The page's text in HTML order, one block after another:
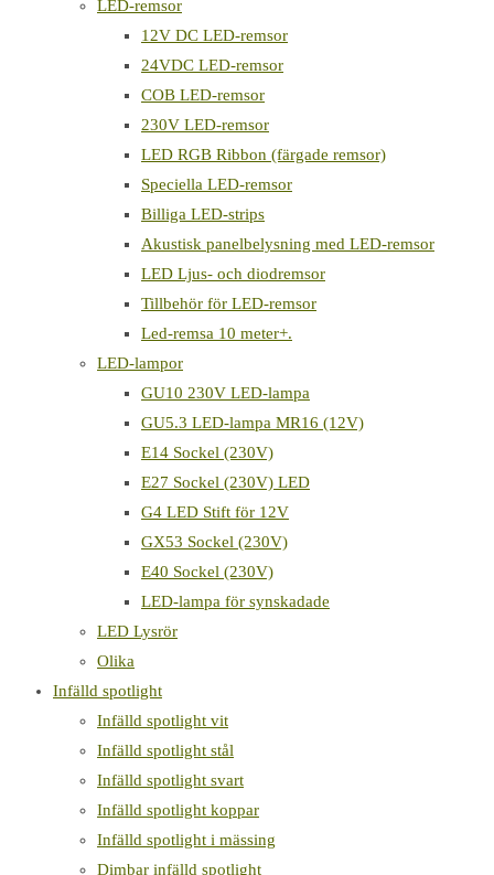
LED-remsor
12V DC LED-remsor
24VDC LED-remsor
COB LED-remsor
230V LED-remsor
LED RGB Ribbon (färgade remsor)
Speciella LED-remsor
Billiga LED-strips
Akustisk panelbelysning med LED-remsor
LED Ljus- och diodremsor
Tillbehör för LED-remsor
Led-remsa 10 meter+.
LED-lampor
GU10 230V LED-lampa
GU5.3 LED-lampa MR16 (12V)
E14 Sockel (230V)
E27 Sockel (230V) LED
G4 LED Stift för 12V
GX53 Sockel (230V)
E40 Sockel (230V)
LED-lampa för synskadade
LED Lysrör
Olika
Infälld spotlight
Infälld spotlight vit
Infälld spotlight stål
Infälld spotlight svart
Infälld spotlight koppar
Infälld spotlight i mässing
Dimbar infälld spotlight